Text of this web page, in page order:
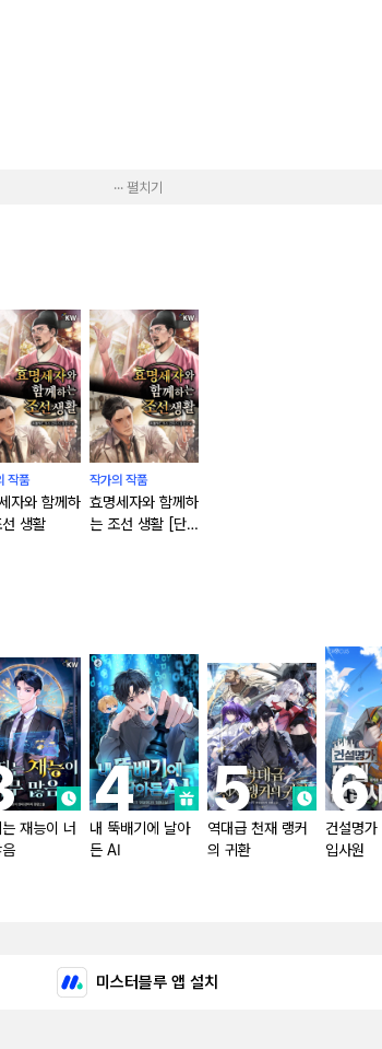
··· 펼치기
작품
자와 함께하
생활
작가의 작품
효명세자와 함께하
는 조선 생활 [단
재능이 너
내 뚝배기에 날아
든 AI
역대급 천재 랭커
의 귀환
건설명
입사원
미스터블루 앱 설치